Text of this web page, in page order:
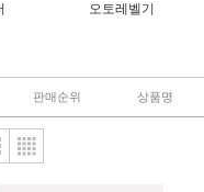
오토레벨기
판매순위 상품명